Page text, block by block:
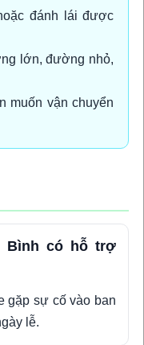
đánh lái được
lớn, đường nhỏ,
muốn vận chuyển
Bình có hỗ trợ
gặp sự cố vào ban
lễ.